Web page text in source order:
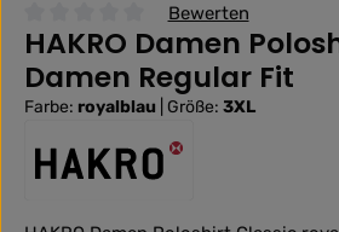
Durchschnittliche Bewertung von 0
Bewerten
HAKRO Damen
Damen Regular Fit
Farbe: royalblau Größe: 3XL